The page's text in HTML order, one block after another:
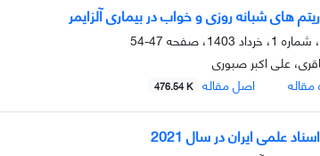
های شبانه روزی و خواب در بیماری آلزایمر
47-54
علی اکبر صبوری
اصل مقاله 476.54 K
علمی ایران در سال 2021